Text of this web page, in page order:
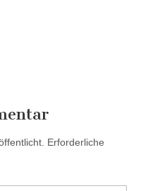
Erforderliche